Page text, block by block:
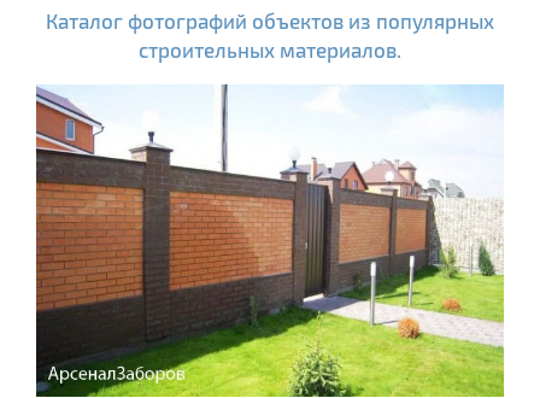
Каталог фотографий объектов из популярных
строительных материалов.